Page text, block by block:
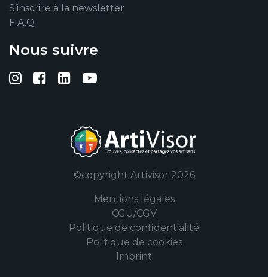
S’inscrire à la newsletter
F.A.Q
Nous suivre
Suivez-nous sur Instagram
Suivez-nous sur Facebook
Suivez-nous sur Linkedin
Suivez-nous sur
©copyright Artivisor 2026
Mentions légales
CGU/CGV
Politique de confidentialité
Politique de cookies
Imprint